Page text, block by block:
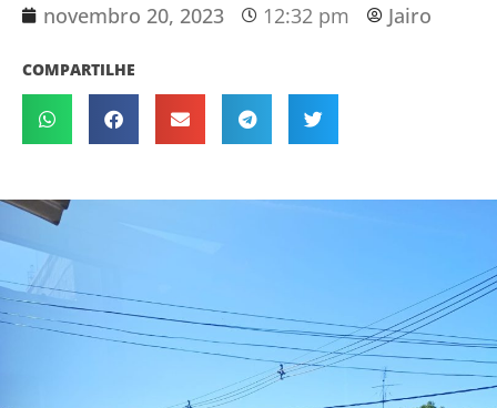
novembro 20, 2023 12:32 pm Jairo
COMPARTILHE